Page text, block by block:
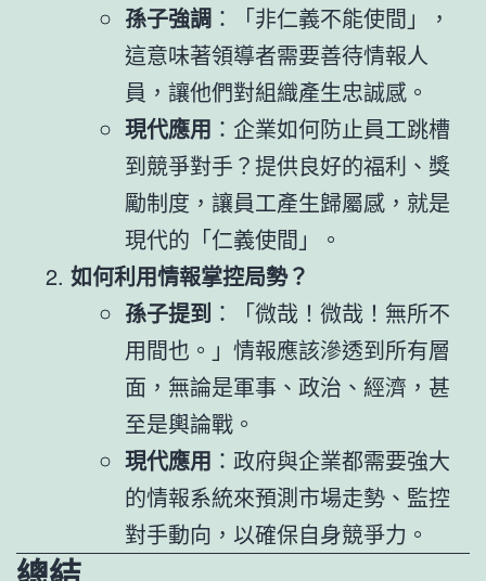
孫子強調 ：「非仁義不能使間」，
這意味著領導者需要善待情報人
員，讓他們對組織產生忠誠感。
現代應用 ：企業如何防止員工跳槽
到競爭對手？提供良好的福利、獎
勵制度，讓員工產生歸屬感，就是
現代的「仁義使間」。
如何利用情報掌控局勢？
孫子提到 ：「微哉！微哉！無所不
用間也。」情報應該滲透到所有層
面，無論是軍事、政治、經濟，甚
至是輿論戰。
現代應用 ：政府與企業都需要強大
的情報系統來預測市場走勢、監控
對手動向，以確保自身競爭力。